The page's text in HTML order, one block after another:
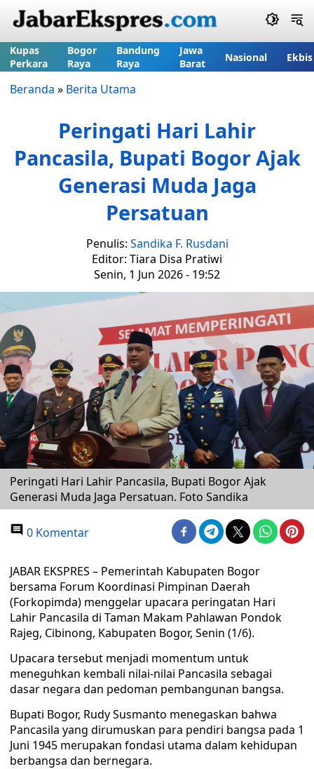
Kupas
Perkara
Bogor
Raya
Bandung
Raya
Jawa
Barat
Nasional Ekbis
Beranda » Berita Utama
Peringati Hari Lahir
Pancasila, Bupati Bogor Ajak
Generasi Muda Jaga
Persatuan
Penulis: Sandika F. Rusdani
Editor: Tiara Disa Pratiwi
Senin, 1 Jun 2026 - 19:52
Peringati Hari Lahir Pancasila, Bupati Bogor Ajak
Generasi Muda Jaga Persatuan. Foto Sandika
0 Komentar
JABAR EKSPRES – Pemerintah Kabupaten Bogor
bersama Forum Koordinasi Pimpinan Daerah
(Forkopimda) menggelar upacara peringatan Hari
Lahir Pancasila di Taman Makam Pahlawan Pondok
Rajeg, Cibinong, Kabupaten Bogor, Senin (1/6).
Upacara tersebut menjadi momentum untuk
meneguhkan kembali nilai-nilai Pancasila sebagai
dasar negara dan pedoman pembangunan bangsa.
Bupati Bogor, Rudy Susmanto menegaskan bahwa
Pancasila yang dirumuskan para pendiri bangsa pada 1
Juni 1945 merupakan fondasi utama dalam kehidupan
berbangsa dan bernegara.